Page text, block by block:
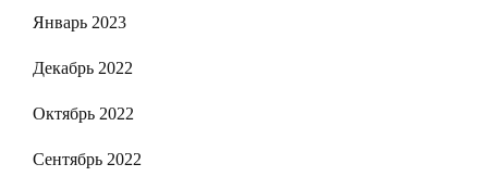
Январь 2023
Декабрь 2022
Октябрь 2022
Сентябрь 2022